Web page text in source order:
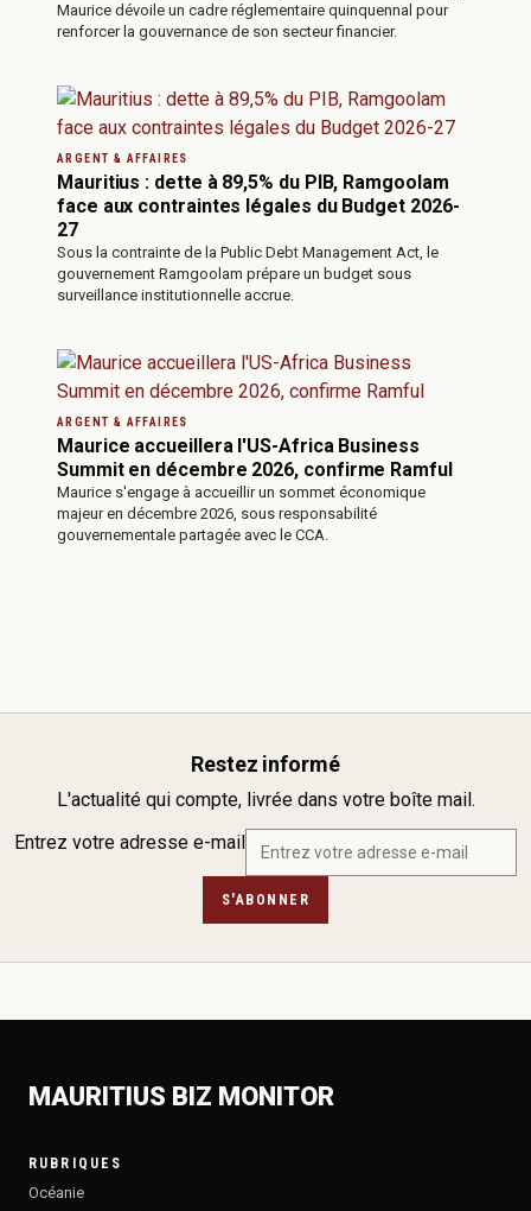
Maurice dévoile un cadre réglementaire quinquennal pour
renforcer la gouvernance de son secteur financier.
ARGENT & AFFAIRES
Mauritius : dette à 89,5% du PIB, Ramgoolam
face aux contraintes légales du Budget 2026-
27
Sous la contrainte de la Public Debt Management Act, le
gouvernement Ramgoolam prépare un budget sous
surveillance institutionnelle accrue.
ARGENT & AFFAIRES
Maurice accueillera l'US-Africa Business
Summit en décembre 2026, confirme Ramful
Maurice s'engage à accueillir un sommet économique
majeur en décembre 2026, sous responsabilité
gouvernementale partagée avec le CCA.
Restez informé
L'actualité qui compte, livrée dans votre boîte mail.
Entrez votre adresse e-mail
S'ABONNER
MAURITIUS BIZ MONITOR
RUBRIQUES
Océanie